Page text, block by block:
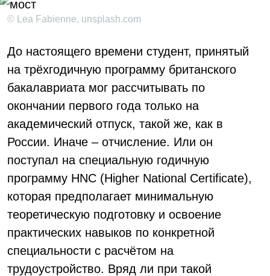
© Lea Fabienne, unsplash.com
До настоящего времени студент, принятый
на трёхгодичную программу британского
бакалавриата мог рассчитывать по
окончании первого года только на
академический отпуск, такой же, как в
России. Иначе – отчисление. Или он
поступал на специальную годичную
программу HNC (Higher National Certificate),
которая предполагает минимальную
теоретическую подготовку и освоение
практических навыков по конкретной
специальности с расчётом на
трудоустройство. Вряд ли при такой